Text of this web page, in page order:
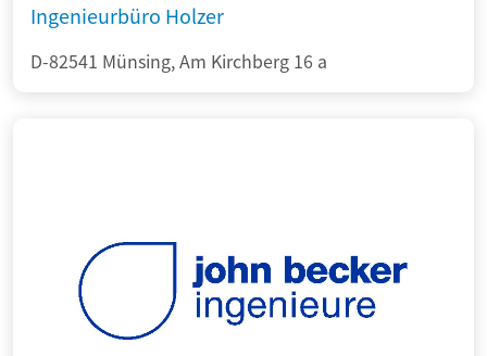
Ingenieurbüro Holzer
D-82541 Münsing, Am Kirchberg 16 a